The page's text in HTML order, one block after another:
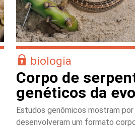
biologia
Corpo de
genéticos da
Estudos genômicos mostram
desenvolveram um formato